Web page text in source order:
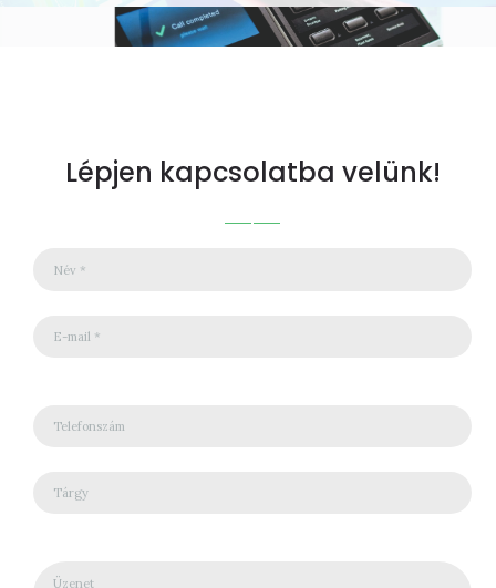
Lépjen kapcsolatba velünk!